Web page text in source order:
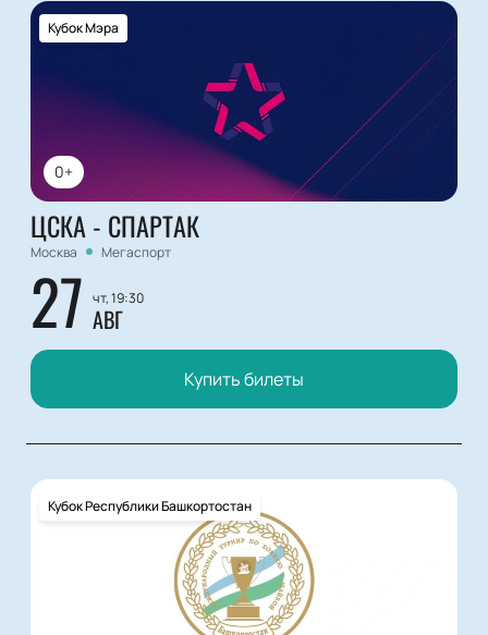
0+
Кубок Мэра
ЦСКА - СПАРТАК
Москва Мегаспорт
27 чт, 19:30
АВГ
Купить билеты
Кубок Республики Башкортостан